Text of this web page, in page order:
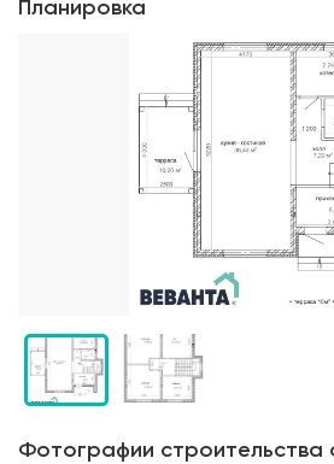
Планировка
Фотографии строительства